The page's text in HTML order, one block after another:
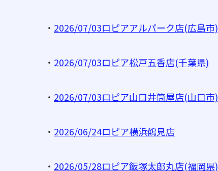
・ 2026/07/03ロピアアルパーク店(広島市)
・ 2026/07/03ロピア松戸五香店(千葉県)
・ 2026/07/03ロピア山口井筒屋店(山口市)
・ 2026/06/24ロピア横浜鶴見店
・ 2026/05/28ロピア飯塚太郎丸店(福岡県)